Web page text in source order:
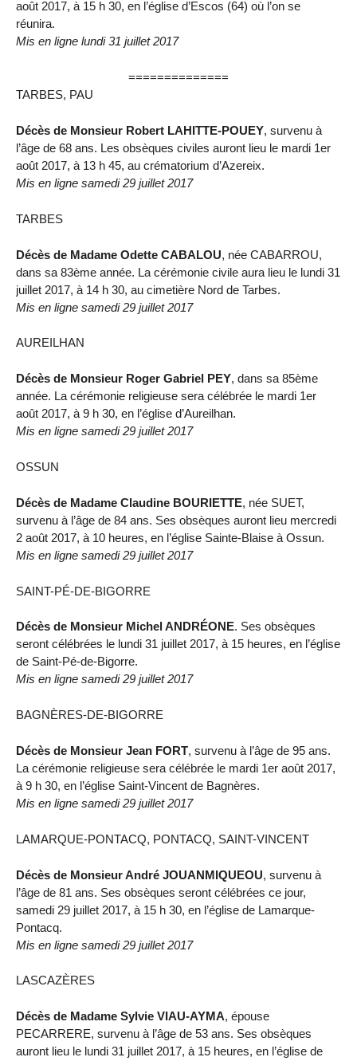
août 2017, à 15 h 30, en l’église d’Escos (64) où l’on se
réunira.
Mis en ligne lundi 31 juillet 2017
==============
TARBES, PAU
Décès de Monsieur Robert LAHITTE-POUEY, survenu à
l’âge de 68 ans. Les obsèques civiles auront lieu le mardi 1er
août 2017, à 13 h 45, au crématorium d’Azereix.
Mis en ligne samedi 29 juillet 2017
TARBES
Décès de Madame Odette CABALOU, née CABARROU,
dans sa 83ème année. La cérémonie civile aura lieu le lundi 31
juillet 2017, à 14 h 30, au cimetière Nord de Tarbes.
Mis en ligne samedi 29 juillet 2017
AUREILHAN
Décès de Monsieur Roger Gabriel PEY, dans sa 85ème
année. La cérémonie religieuse sera célébrée le mardi 1er
août 2017, à 9 h 30, en l’église d’Aureilhan.
Mis en ligne samedi 29 juillet 2017
OSSUN
Décès de Madame Claudine BOURIETTE, née SUET,
survenu à l’âge de 84 ans. Ses obsèques auront lieu mercredi
2 août 2017, à 10 heures, en l’église Sainte-Blaise à Ossun.
Mis en ligne samedi 29 juillet 2017
SAINT-PÉ-DE-BIGORRE
Décès de Monsieur Michel ANDRÉONE. Ses obsèques
seront célébrées le lundi 31 juillet 2017, à 15 heures, en l’église
de Saint-Pé-de-Bigorre.
Mis en ligne samedi 29 juillet 2017
BAGNÈRES-DE-BIGORRE
Décès de Monsieur Jean FORT, survenu à l’âge de 95 ans.
La cérémonie religieuse sera célébrée le mardi 1er août 2017,
à 9 h 30, en l’église Saint-Vincent de Bagnères.
Mis en ligne samedi 29 juillet 2017
LAMARQUE-PONTACQ, PONTACQ, SAINT-VINCENT
Décès de Monsieur André JOUANMIQUEOU, survenu à
l’âge de 81 ans. Ses obsèques seront célébrées ce jour,
samedi 29 juillet 2017, à 15 h 30, en l’église de Lamarque-
Pontacq.
Mis en ligne samedi 29 juillet 2017
LASCAZÈRES
Décès de Madame Sylvie VIAU-AYMA, épouse
PECARRERE, survenu à l’âge de 53 ans. Ses obsèques
auront lieu le lundi 31 juillet 2017, à 15 heures, en l’église de